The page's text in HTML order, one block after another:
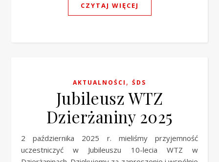
CZYTAJ WIĘCEJ
AKTUALNOŚCI , ŚDS
Jubileusz WTZ
Dzierżaniny 2025
2 października 2025 r. mieliśmy przyjemność
uczestniczyć w Jubileuszu 10-lecia WTZ w